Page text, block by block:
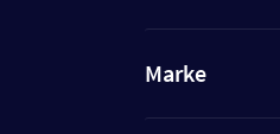
Marke